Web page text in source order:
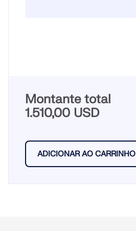
Montante total
1.510,00 USD
ADICIONAR AO CARRINHO